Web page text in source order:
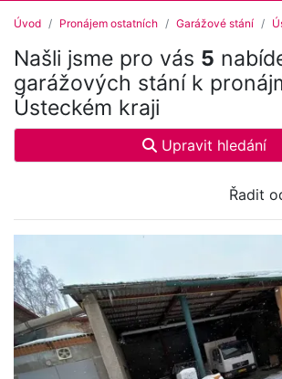
Úvod Pronájem ostatních Garážové stání
Našli jsme pro vás 5
garážových stání k
Ústeckém kraji
Upravit hledání
Řadit